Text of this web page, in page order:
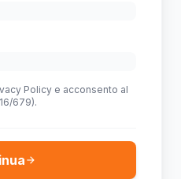
Policy e acconsento al
679).
arrow_forward